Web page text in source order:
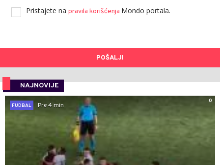
Pristajete na pravila korišćenja Mondo portala.
POŠALJI
NAJNOVIJE
0
FUDBAL
Pre 4 min